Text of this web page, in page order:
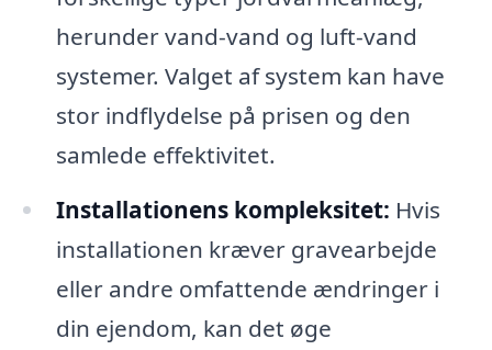
herunder vand-vand og luft-vand
systemer. Valget af system kan have
stor indflydelse på prisen og den
samlede effektivitet.
Installationens kompleksitet: Hvis
installationen kræver gravearbejde
eller andre omfattende ændringer i
din ejendom, kan det øge